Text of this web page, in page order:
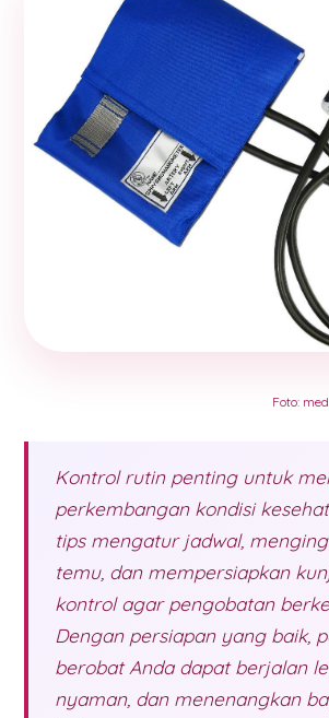
Foto:
Kontrol rutin penting untuk
perkembangan kondisi
tips mengatur jadwal,
temu, dan mempersiapkan
kontrol agar pengobatan
Dengan persiapan yang baik,
berobat Anda dapat berjalan
nyaman, dan menenangkan